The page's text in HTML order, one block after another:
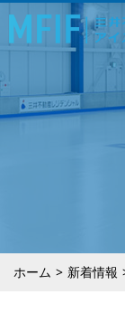
ホーム 新着情報